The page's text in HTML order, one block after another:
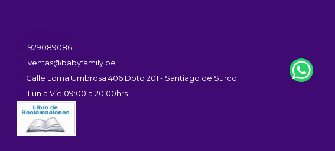
929089086
ventas@babyfamily.pe
Calle Loma Umbrosa 406 Dpto 201 - Santiago de Surco
Lun a Vie 09:00 a 20:00hrs